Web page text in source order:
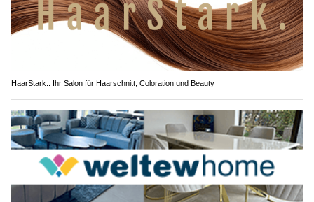
HaarStark.: Ihr Salon für Haarschnitt, Coloration und Beauty